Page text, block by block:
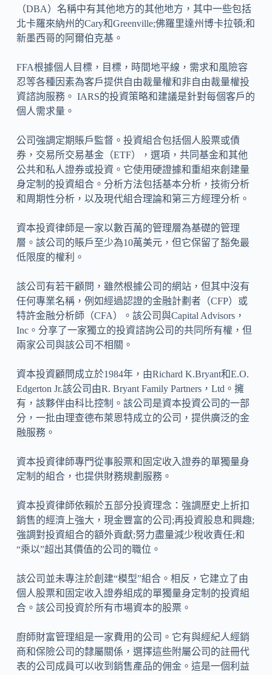
（DBA）名稱中有其他地方的其他地方，其中一些包括
北卡羅來納州的Cary和Greenville;佛羅里達州博卡拉頓;和
新墨西哥的阿爾伯克基。
FFA根據個人目標，目標，時間地平線，需求和風險容
忍等各種因素為客戶提供自由裁量權和非自由裁量權投
資諮詢服務。 IARS的投資策略和建議是針對每個客戶的
個人需求量。
公司強調定期賬戶監督。投資組合包括個人股票或債
券，交易所交易基金（ETF），選項，共同基金和其他
公共和私人證券或投資。它使用硬證據和重組來創建量
身定制的投資組合。分析方法包括基本分析，技術分析
和周期性分析，以及現代組合理論和第三方經理分析。
資本投資律師是一家以數百萬的管理層為基礎的管理
層。該公司的賬戶至少為10萬美元，但它保留了豁免最
低限度的權利。
該公司有若干顧問，雖然根據公司的網站，但其中沒有
任何專業名稱，例如經過認證的金融計劃者（CFP）或
特許金融分析師（CFA）。該公司與Capital Advisors，
Inc。分享了一家獨立的投資諮詢公司的共同所有權，但
兩家公司與該公司不相關。
資本投資顧問成立於1984年，由Richard K.Bryant和E.O.
Edgerton Jr.該公司由R. Bryant Family Partners，Ltd。擁
有，該夥伴由科比控制。該公司是資本投資公司的一部
分，一批由理查德布萊恩特成立的公司，提供廣泛的金
融服務。
資本投資律師專門從事股票和固定收入證券的單獨量身
定制的組合，也提供財務規劃服務。
資本投資律師依賴於五部分投資理念：強調歷史上折扣
銷售的經濟上強大，現金豐富的公司;再投資股息和興趣;
強調對投資組合的額外貢獻;努力盡量減少稅收責任;和
“乘以”超出其價值的公司的職位。
該公司並未專注於創建“模型”組合。相反，它建立了由
個人股票和固定收入證券組成的單獨量身定制的投資組
合。該公司投資於所有市場資本的股票。
廚師財富管理組是一家費用的公司。它有與經紀人經銷
商和保險公司的隸屬關係，選擇這些附屬公司的註冊代
表的公司成員可以收到銷售產品的佣金。這是一個利益